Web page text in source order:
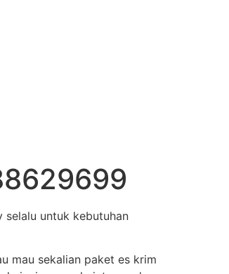
untuk kebutuhan
mau sekalian paket es krim